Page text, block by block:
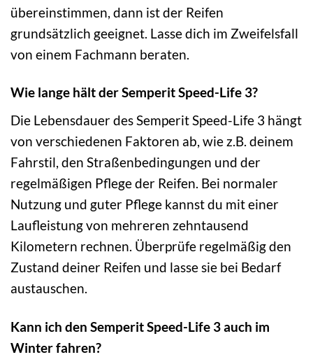
übereinstimmen, dann ist der Reifen
grundsätzlich geeignet. Lasse dich im Zweifelsfall
von einem Fachmann beraten.
Wie lange hält der Semperit Speed-Life 3?
Die Lebensdauer des Semperit Speed-Life 3 hängt
von verschiedenen Faktoren ab, wie z.B. deinem
Fahrstil, den Straßenbedingungen und der
regelmäßigen Pflege der Reifen. Bei normaler
Nutzung und guter Pflege kannst du mit einer
Laufleistung von mehreren zehntausend
Kilometern rechnen. Überprüfe regelmäßig den
Zustand deiner Reifen und lasse sie bei Bedarf
austauschen.
Kann ich den Semperit Speed-Life 3 auch im
Winter fahren?